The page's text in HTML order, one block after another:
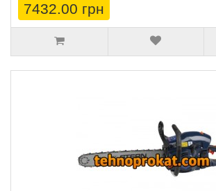
7432.00 грн